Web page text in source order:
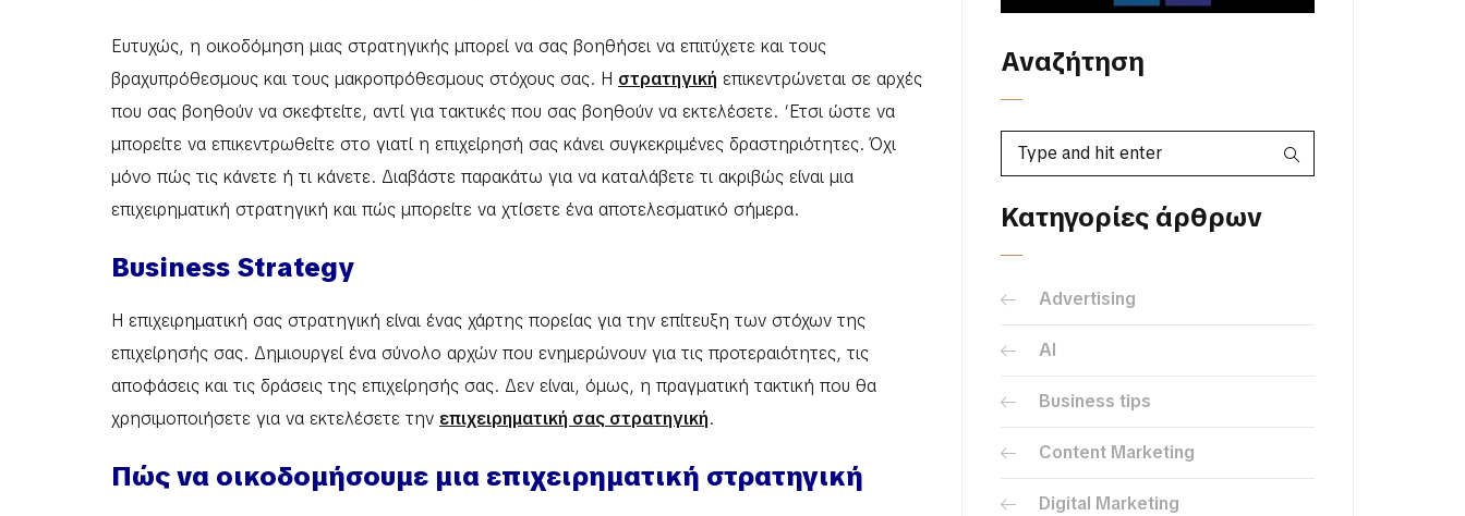
Ευτυχώς, η οικοδόμηση μιας στρατηγικής μπορεί να σας βοηθήσει να επιτύχετε και τους
βραχυπρόθεσμους και τους μακροπρόθεσμους στόχους σας. Η στρατηγική επικεντρώνεται σε αρχές
που σας βοηθούν να σκεφτείτε, αντί για τακτικές που σας βοηθούν να εκτελέσετε. ‘Ετσι ώστε να
μπορείτε να επικεντρωθείτε στο γιατί η επιχείρησή σας κάνει συγκεκριμένες δραστηριότητες. Όχι
μόνο πώς τις κάνετε ή τι κάνετε. Διαβάστε παρακάτω για να καταλάβετε τι ακριβώς είναι μια
επιχειρηματική στρατηγική και πώς μπορείτε να χτίσετε ένα αποτελεσματικό σήμερα.
Business Strategy
Η επιχειρηματική σας στρατηγική είναι ένας χάρτης πορείας για την επίτευξη των στόχων της
επιχείρησής σας. Δημιουργεί ένα σύνολο αρχών που ενημερώνουν για τις προτεραιότητες, τις
αποφάσεις και τις δράσεις της επιχείρησής σας. Δεν είναι, όμως, η πραγματική τακτική που θα
χρησιμοποιήσετε για να εκτελέσετε την επιχειρηματική σας στρατηγική.
Πώς να οικοδομήσουμε μια επιχειρηματική στρατηγική
Αναζήτηση
Κατηγορίες άρθρων
Advertising
AI
Business tips
Content Marketing
Digital Marketing